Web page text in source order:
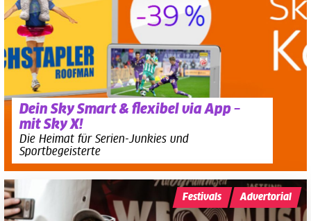
Dein Sky Smart & flexibel via App –
mit Sky X!
Die Heimat für Serien-Junkies und
Sportbegeisterte
Festivals Advertorial